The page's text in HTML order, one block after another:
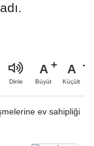
Dinle
A
Büyüt
A
Küçült